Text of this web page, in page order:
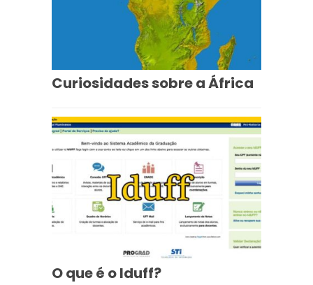
Curiosidades sobre a África
O que é o Iduff?